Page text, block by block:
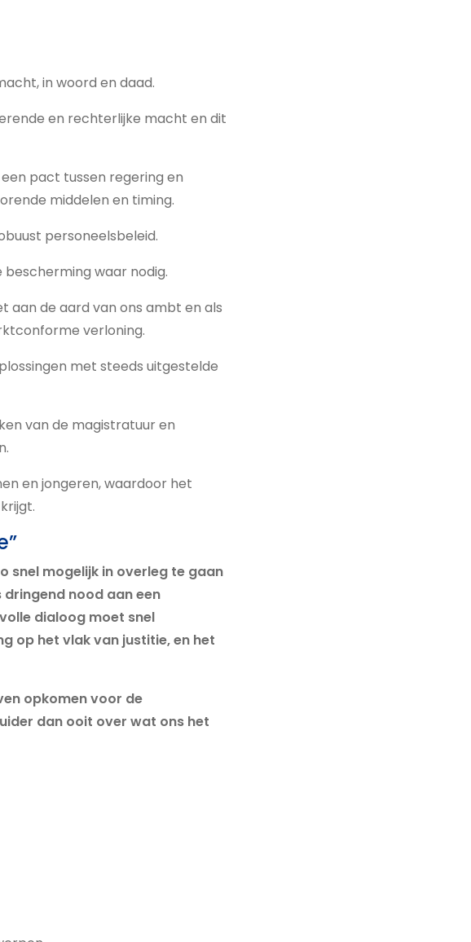
in woord en daad.
en rechterlijke macht en dit
pact tussen regering en
middelen en timing.
personeelsbeleid.
bescherming waar nodig.
de aard van ons ambt en als
verloning.
met steeds uitgestelde
van de magistratuur en
en jongeren, waardoor het
snel mogelijk in overleg te gaan
nood aan een
dialoog moet snel
op het vlak van justitie, en het
opkomen voor de
dan ooit over wat ons het